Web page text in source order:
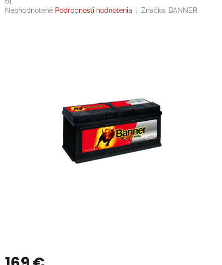
Priemerné
Neohodnotené Podrobnosti hodnotenia Značka: BANNER